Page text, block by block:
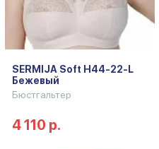
SERMIJA Soft H44-22-L
Бежевый
Бюстгальтер
4 110 р.